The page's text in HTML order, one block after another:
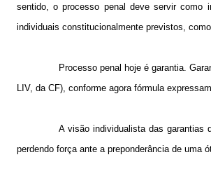
sentido, o processo penal deve servir como
individuais constitucionalmente previstos,
Processo penal hoje é garantia.
LIV, da CF), conforme agora fórmula
A visão individualista das garantias
perdendo força ante a preponderância de uma